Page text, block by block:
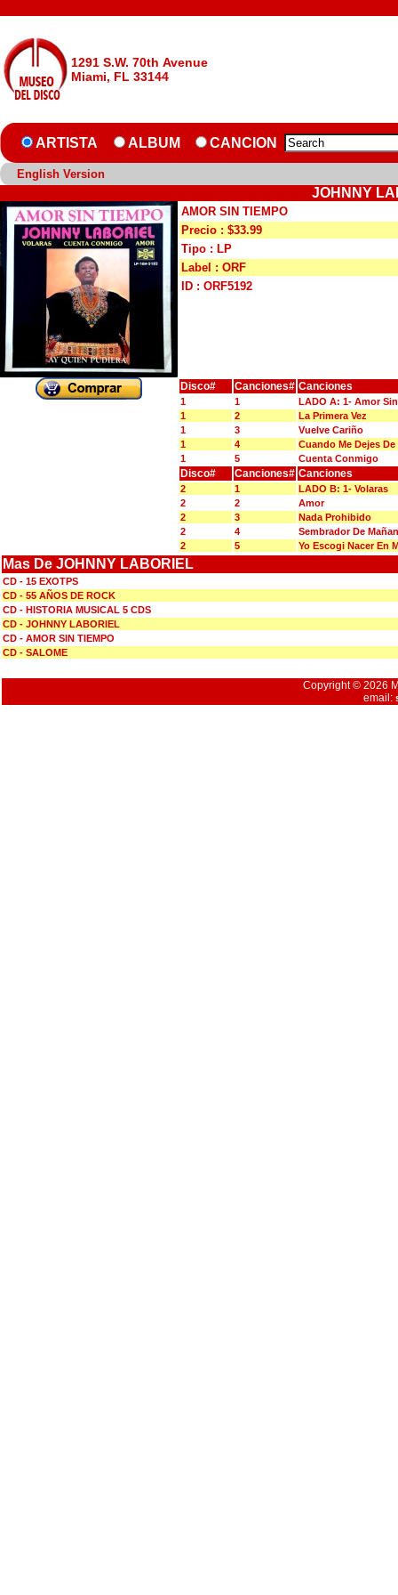
1291 S.W. 70th Avenue
Miami, FL 33144
ARTISTA ALBUM CANCION
English Version
JOHNNY
AMOR SIN TIEMPO
Precio : $33.99
Tipo : LP
Label : ORF
ID : ORF5192
Disco# Canciones# Canciones
1 1
LADO A: 1- Amor
1
2
La Primera Vez
1
3
Vuelve Cariño
1
4
Cuando Me Dejes De
1
5 Cuenta Conmigo
Disco# Canciones# Canciones
2 1
LADO B: 1- Volaras
2
2
Amor
2
3
Nada Prohibido
2
4
Sembrador De
2
5 Yo Escogi Nacer En
Mas De JOHNNY LABORIEL
CD - 15 EXOTPS
CD - 55 AÑOS DE ROCK
CD - HISTORIA MUSICAL 5 CDS
CD - JOHNNY LABORIEL
CD - AMOR SIN TIEMPO
CD - SALOME
Copyright © 2026
email: